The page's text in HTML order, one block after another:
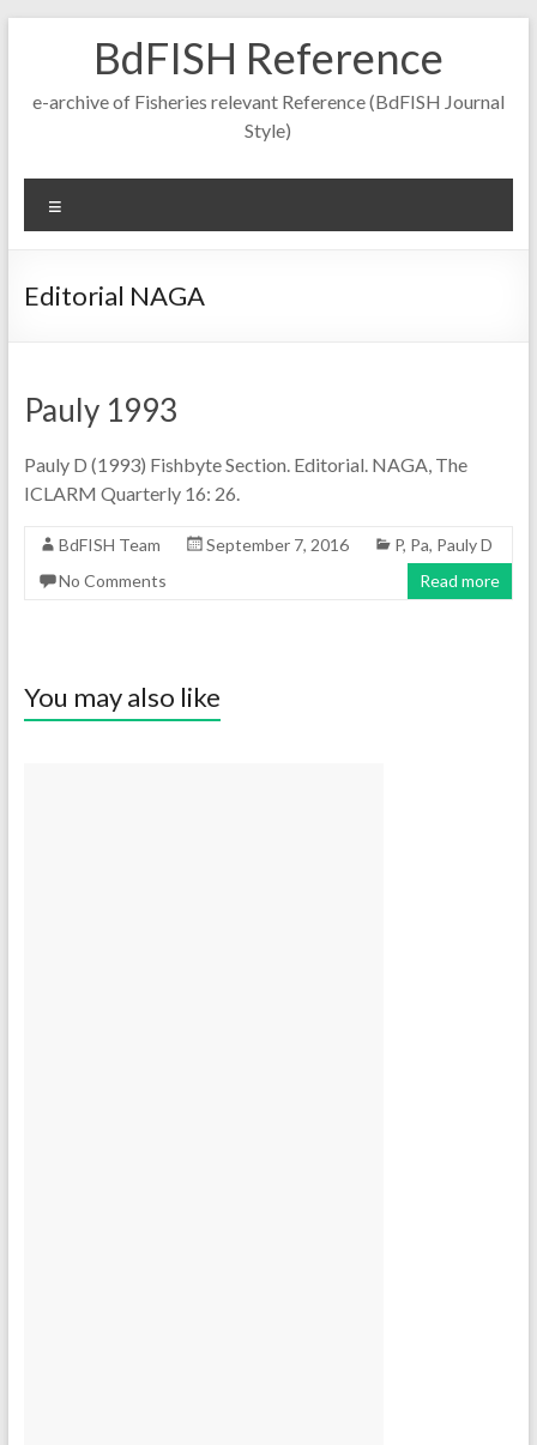
BdFISH Reference
e-archive of Fisheries relevant Reference (BdFISH Journal
Style)
Editorial NAGA
Pauly 1993
Pauly D (1993) Fishbyte Section. Editorial. NAGA, The
ICLARM Quarterly 16: 26.
BdFISH Team September 7, 2016 P, Pa, Pauly D
No Comments
Read more
You may also like